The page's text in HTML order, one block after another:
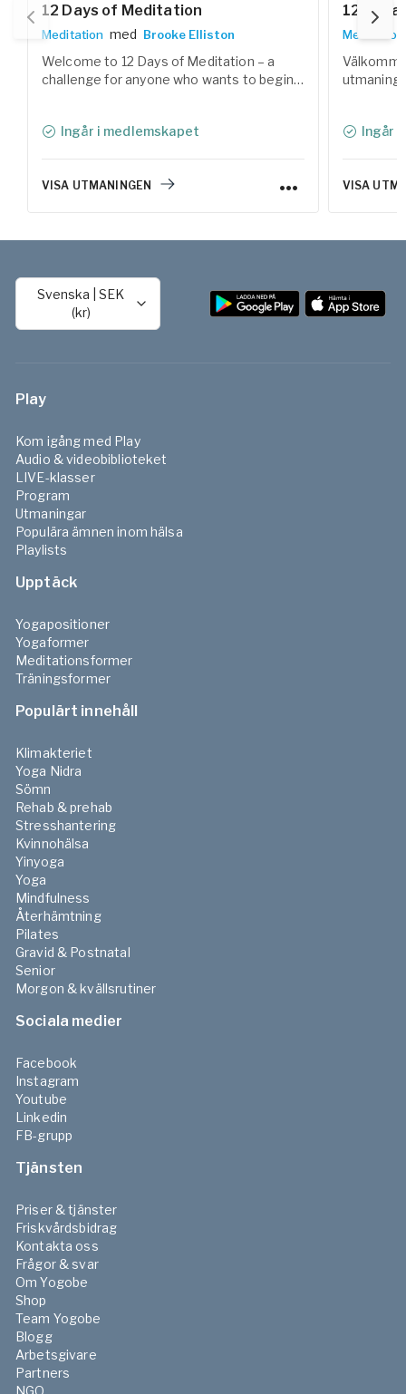
12 Days of Meditation
Meditation med Brooke Elliston
Welcome to 12 Days of Meditation – a
challenge for anyone who wants to begin a
explore various forms of meditation
Ingår i medlemskapet
VISA UTMANINGEN
12
Meditation
utmaning
av Ingår i
VISA
Svenska |SEK
(kr)
Play
Kom igång med Play
Audio & videobiblioteket
LIVE-klasser
Program
Utmaningar
Populära ämnen inom hälsa
Playlists
Upptäck
Yogapositioner
Yogaformer
Meditationsformer
Träningsformer
Populärt innehåll
Klimakteriet
Yoga Nidra
Sömn
Rehab & prehab
Stresshantering
Kvinnohälsa
Yinyoga
Yoga
Mindfulness
Återhämtning
Pilates
Gravid & Postnatal
Senior
Morgon & kvällsrutiner
Sociala medier
Facebook
Instagram
Youtube
Linkedin
FB-grupp
Tjänsten
Priser & tjänster
Friskvårdsbidrag
Kontakta oss
Frågor & svar
Om Yogobe
Shop
Team Yogobe
Blogg
Arbetsgivare
Partners
NGO